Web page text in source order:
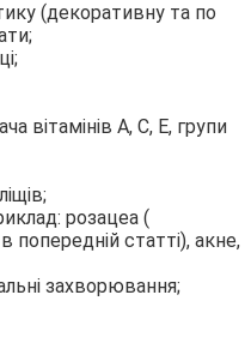
(декоративну та по
вітамінів А, С, Е, групи
розацеа (
в попередній статті), акне,
захворювання;